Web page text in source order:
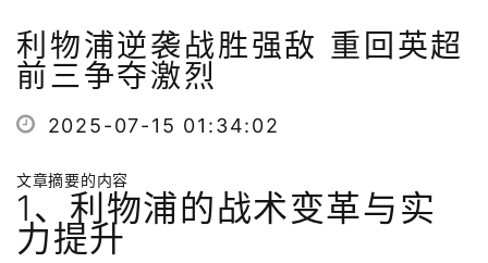
利物浦逆袭战胜强敌 重回英超
前三争夺激烈
2025-07-15 01:34:02
文章摘要的内容
1、利物浦的战术变革与实
力提升